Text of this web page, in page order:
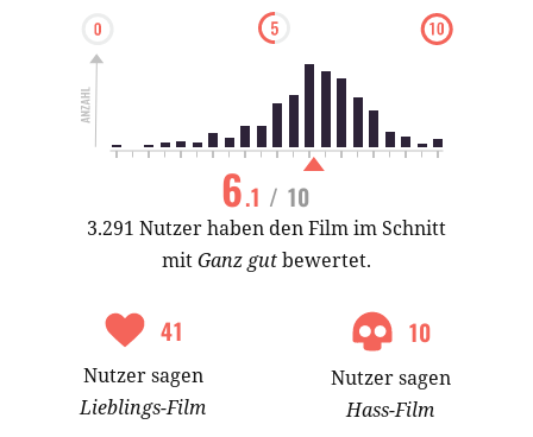
6.1 / 10
3.291 Nutzer haben den Film im Schnitt
mitGanz gutbewertet.
41
Nutzersagen
Lieblings-Film
10
Nutzersagen
Hass-Film